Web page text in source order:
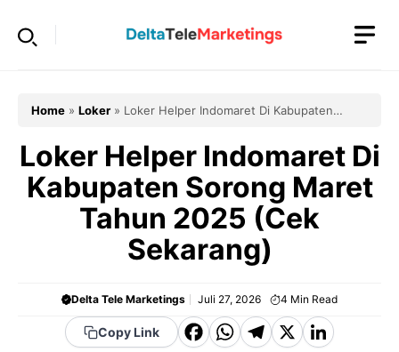
Home » Loker » Loker Helper Indomaret Di Kabupaten
Loker Helper Indomaret Di
Kabupaten Sorong Maret
Tahun 2025 (Cek
Sekarang)
Delta Tele Marketings Juli 27, 2026 4 Min Read
Copy Link
F WT X Li